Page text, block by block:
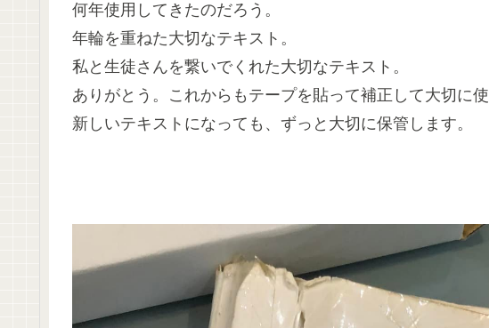
何年使用してきたのだろう。
年輪を重ねた大切なテキスト。
私と生徒さんを繋いでくれた大切なテキスト。
ありがとう。これからもテープを貼って補正して大切に
新しいテキストになっても、ずっと大切に保管します。